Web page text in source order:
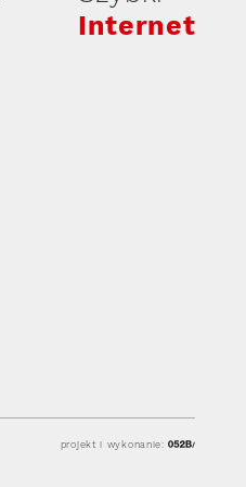
Internet
projekt i wykonanie: